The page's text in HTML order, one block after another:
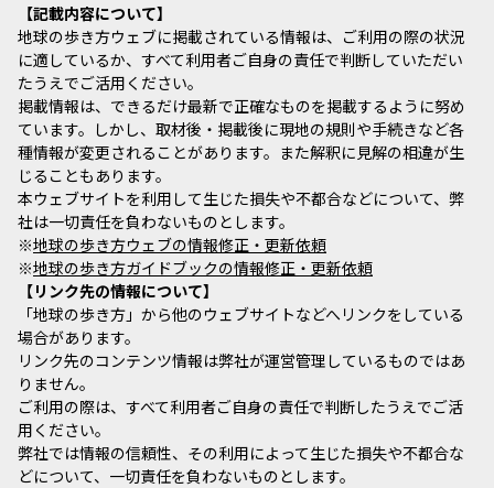
記載内容について
地球の歩き方ウェブに掲載されている情報は、ご利用の際の状況
に適しているか、すべて利用者ご自身の責任で判断していただい
たうえでご活用ください。
掲載情報は、できるだけ最新で正確なものを掲載するように努め
ています。しかし、取材後・掲載後に現地の規則や手続きなど各
種情報が変更されることがあります。また解釈に見解の相違が生
じることもあります。
本ウェブサイトを利用して生じた損失や不都合などについて、弊
社は一切責任を負わないものとします。
※地球の歩き方ウェブの情報修正・更新依頼
※地球の歩き方ガイドブックの情報修正・更新依頼
リンク先の情報について
「地球の歩き方」から他のウェブサイトなどへリンクをしている
場合があります。
リンク先のコンテンツ情報は弊社が運営管理しているものではあ
りません。
ご利用の際は、すべて利用者ご自身の責任で判断したうえでご活
用ください。
弊社では情報の信頼性、その利用によって生じた損失や不都合な
どについて、一切責任を負わないものとします。